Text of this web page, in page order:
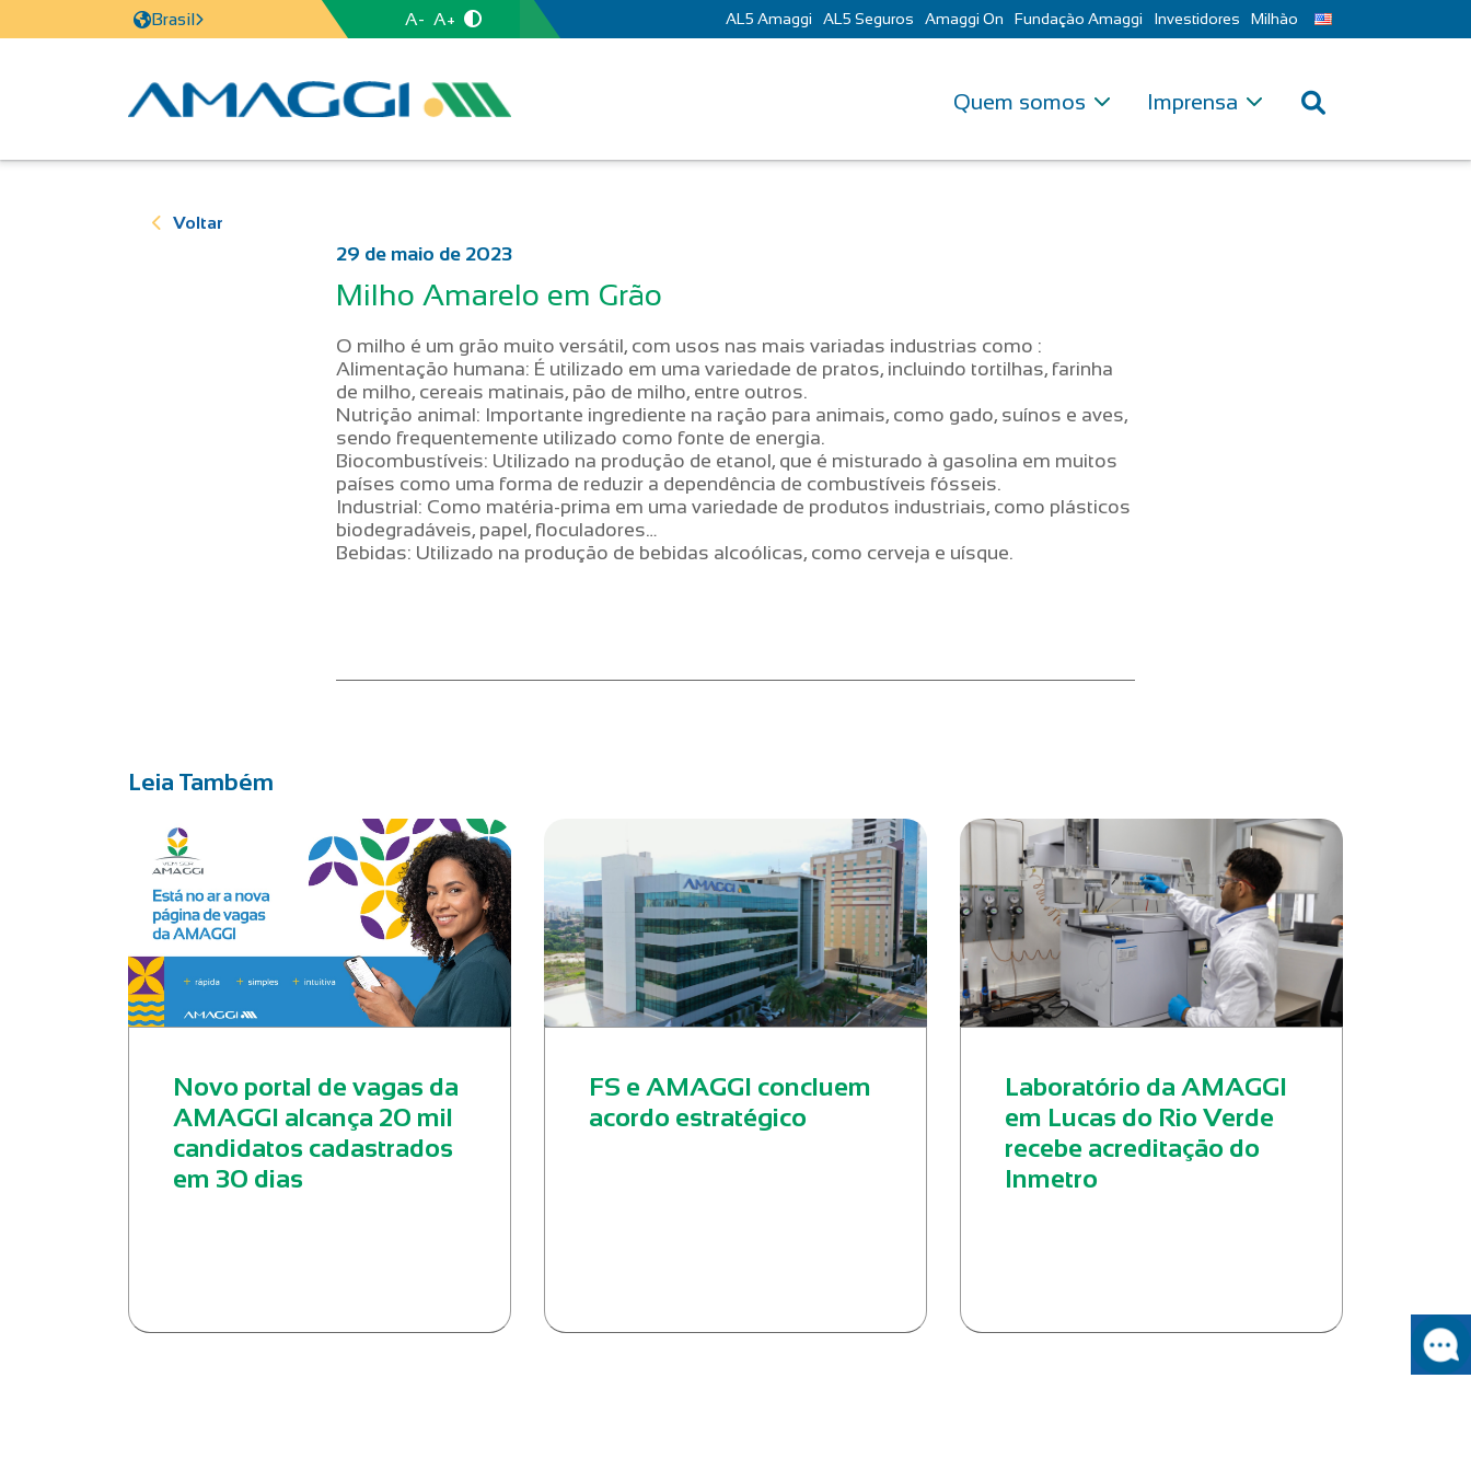
Brasil A- A+ AL5 Amaggi AL5 Seguros Amaggi On Fundação Amaggi Investidores Milhão
Quem somos Imprensa
Voltar
29 de maio de 2023
Milho Amarelo em Grão
O milho é um grão muito versátil, com usos nas mais variadas industrias como :
Alimentação humana: É utilizado em uma variedade de pratos, incluindo tortilhas, farinha
de milho, cereais matinais, pão de milho, entre outros.
Nutrição animal: Importante ingrediente na ração para animais, como gado, suínos e aves,
sendo frequentemente utilizado como fonte de energia.
Biocombustíveis: Utilizado na produção de etanol, que é misturado à gasolina em muitos
países como uma forma de reduzir a dependência de combustíveis fósseis.
Industrial: Como matéria-prima em uma variedade de produtos industriais, como plásticos
biodegradáveis, papel, floculadores…
Bebidas: Utilizado na produção de bebidas alcoólicas, como cerveja e uísque.
Leia Também
Novo portal de vagas da
AMAGGI alcança 20 mil
candidatos cadastrados
em 30 dias
FS e AMAGGI concluem
acordo estratégico
Laboratório da AMAGGI
em Lucas do Rio Verde
recebe acreditação do
Inmetro